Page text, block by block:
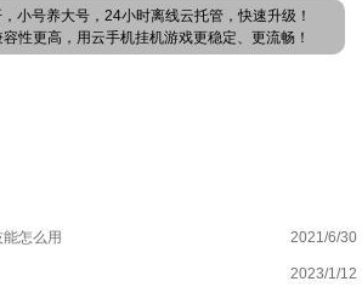
小号养大号，24小时离线云托管，快速升级！
性更高，用云手机挂机游戏更稳定、更流畅！
怎么用 2021/6/30
2023/1/12